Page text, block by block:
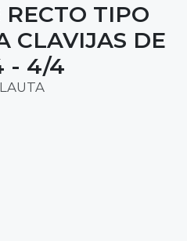
RECTO TIPO
CLAVIJAS DE
- 4/4